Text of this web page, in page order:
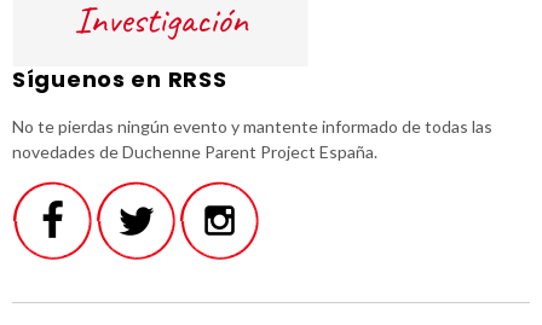
Síguenos en RRSS
No te pierdas ningún evento y mantente informado de todas las
novedades de Duchenne Parent Project España.